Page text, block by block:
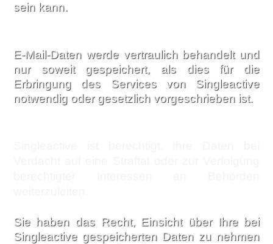
sein kann.
E-Mail-Daten werde vertraulich behandelt und
nur soweit gespeichert, als dies für die
Erbringung des Services von Singleactive
notwendig oder gesetzlich vorgeschrieben ist.
Sie haben das Recht, Einsicht über Ihre bei
Singleactive gespeicherten Daten zu nehmen